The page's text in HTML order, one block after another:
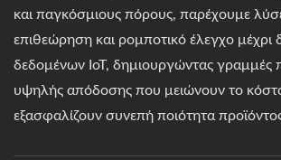
και παγκόσμιους πόρους, παρέχουμε
επιθεώρηση και ρομποτικό έλεγχο μέχρι
δεδομένων IoT, δημιουργώντας γραμμές
υψηλής απόδοσης που μειώνουν το
εξασφαλίζουν συνεπή ποιότητα